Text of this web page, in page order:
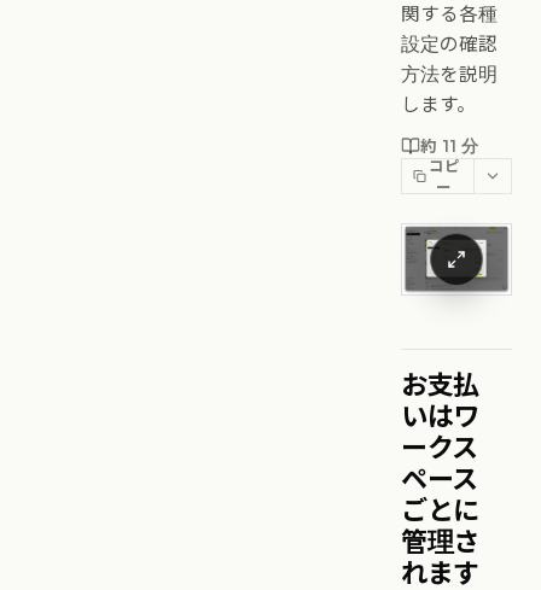
関する各種
設定の確認
方法を説明
します。
約 11 分
コピ
ー
お支払
いはワ
ークス
ペース
ごとに
管理さ
れます